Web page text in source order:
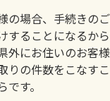
の場合、手続きの
ることになるから
外にお住いのお客
りの件数をこなす
す。